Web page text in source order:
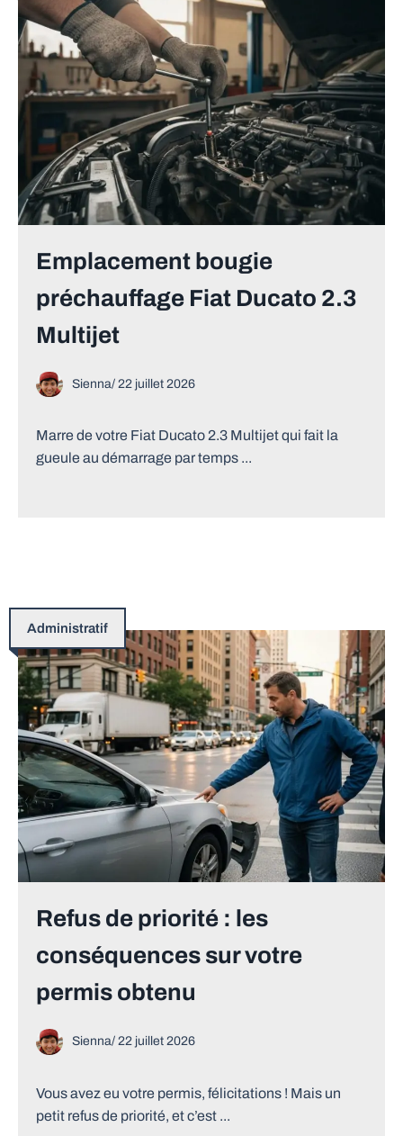
Emplacement bougie
préchauffage Fiat Ducato 2.3
Multijet
Sienna/ 22 juillet 2026
Marre de votre Fiat Ducato 2.3 Multijet qui fait la
gueule au démarrage par temps ...
Administratif
Refus de priorité : les
conséquences sur votre
permis obtenu
Sienna/ 22 juillet 2026
Vous avez eu votre permis, félicitations ! Mais un
petit refus de priorité, et c’est ...